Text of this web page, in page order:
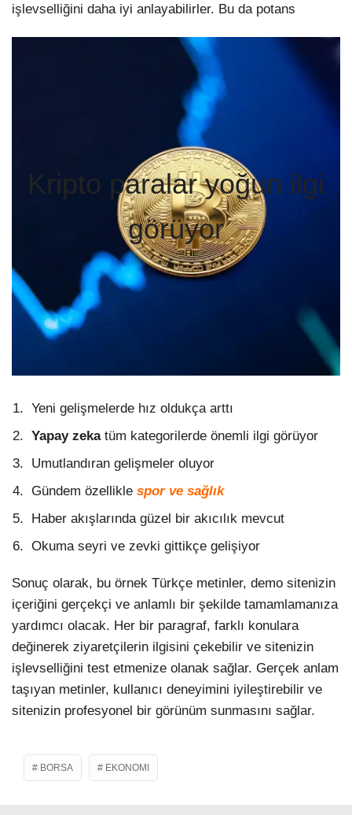
işlevselliğini daha iyi anlayabilirler. Bu da potans
Kripto paralar yoğun ilgi
görüyor
Yeni gelişmelerde hız oldukça arttı
Yapay zekatüm kategorilerde önemli ilgi görüyor
Umutlandıran gelişmeler oluyor
Gündem özellikle spor ve sağlık
Haber akışlarında güzel bir akıcılık mevcut
Okuma seyri ve zevki gittikçe gelişiyor
Sonuç olarak, bu örnek Türkçe metinler, demo sitenizin
içeriğini gerçekçi ve anlamlı bir şekilde tamamlamanıza
yardımcı olacak. Her bir paragraf, farklı konulara
değinerek ziyaretçilerin ilgisini çekebilir ve sitenizin
işlevselliğini test etmenize olanak sağlar. Gerçek anlam
taşıyan metinler, kullanıcı deneyimini iyileştirebilir ve
sitenizin profesyonel bir görünüm sunmasını sağlar.
BORSA EKONOMI